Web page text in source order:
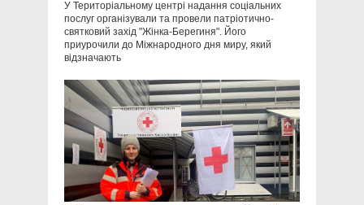
У Територіальному центрі надання соціальних
послуг організували та провели патріотично-
святковий захід "Жінка-Берегиня". Його
приурочили до Міжнародного дня миру, який
відзначають